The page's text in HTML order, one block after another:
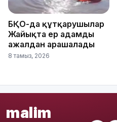
БҚО-да құтқарушылар
Жайықта ер адамды
ажалдан арашалады
8 тамыз, 2026
malim